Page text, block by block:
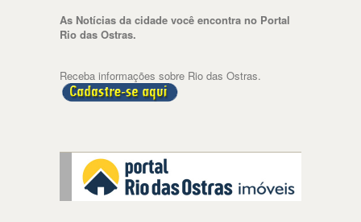
As Notícias da cidade você encontra no Portal
Rio das Ostras.
Receba informações sobre Rio das Ostras.